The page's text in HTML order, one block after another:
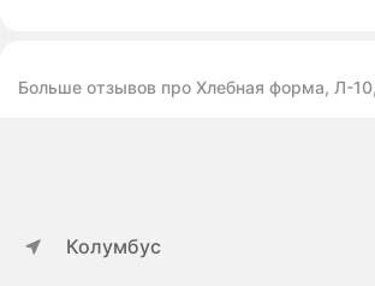
Больше отзывов про Хлебная форма, Л-
Колумбус